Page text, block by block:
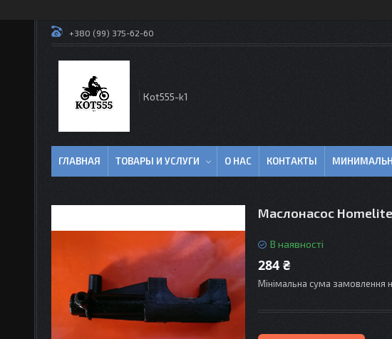
+380 (99) 375-62-60
Кot555-k1
ГЛАВНАЯ ТОВАРЫ И УСЛУГИ О НАС КОНТАКТЫ
Маслонасос Homelite
В наявності
284 ₴
Мінімальна сума замовлення